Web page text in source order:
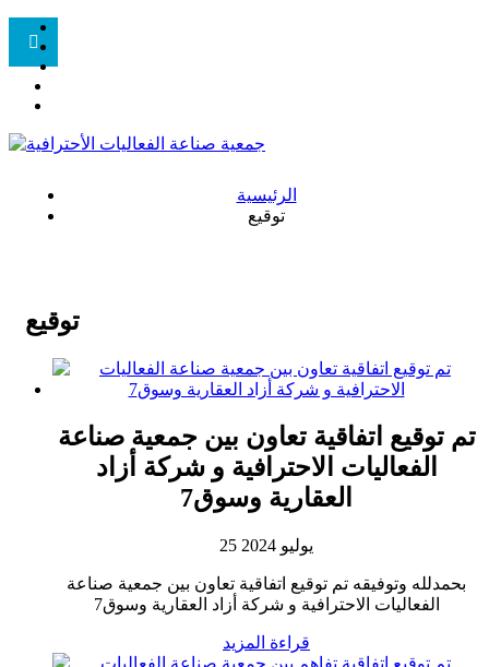
الرئيسية
توقيع
توقيع
تم توقيع اتفاقية تعاون بين جمعية صناعة
الفعاليات الاحترافية و شركة أزاد
العقارية وسوق7
25 يوليو 2024
بحمدلله وتوفيقه تم توقيع اتفاقية تعاون بين جمعية صناعة
الفعاليات الاحترافية و شركة أزاد العقارية وسوق7
قراءة المزيد